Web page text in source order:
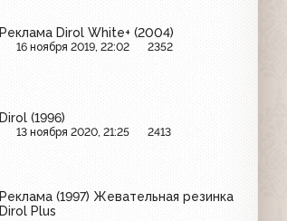
Реклама Dirol White+ (2004)
16 ноября 2019, 22:02 2352
Dirol (1996)
13 ноября 2020, 21:25 2413
Реклама (1997) Жевательная резинка
Dirol Plus